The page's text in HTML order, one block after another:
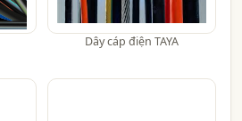
Dây cáp điện TAYA